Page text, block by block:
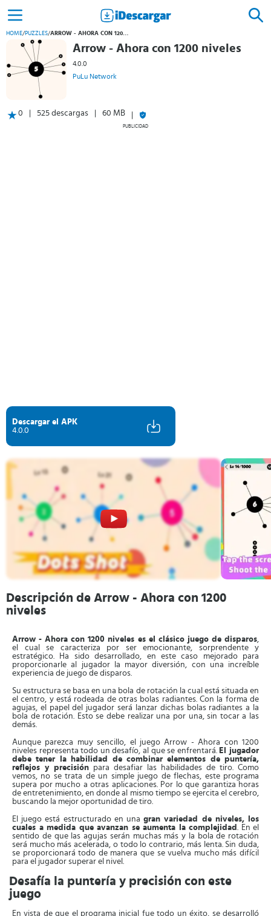
HOME/PUZZLES/ ARROW - AHORA CON 1200 NIVELES
Arrow - Ahora con 1200 niveles
4.0.0
PuLu Network
0 525 descargas 60 MB
PUBLICIDAD
Descargar el APK
4.0.0
Descripción de Arrow - Ahora con 1200
niveles
Arrow - Ahora con 1200 niveles es el clásico juego de disparos,
el cual se caracteriza por ser emocionante, sorprendente y
estratégico. Ha sido desarrollado, en este caso mejorado para
proporcionarle al jugador la mayor diversión, con una increíble
experiencia de juego de disparos.
Su estructura se basa en una bola de rotación la cual está situada en
el centro, y está rodeada de otras bolas radiantes. Con la forma de
agujas, el papel del jugador será lanzar dichas bolas radiantes a la
bola de rotación. Esto se debe realizar una por una, sin tocar a las
demás.
Aunque parezca muy sencillo, el juego Arrow - Ahora con 1200
niveles representa todo un desafío, al que se enfrentará. El jugador
debe tener la habilidad de combinar elementos de puntería,
reflejos y precisión para desafiar las habilidades de tiro. Como
vemos, no se trata de un simple juego de flechas, este programa
supera por mucho a otras aplicaciones. Por lo que garantiza horas
de entretenimiento, en donde al mismo tiempo se ejercita el cerebro,
buscando la mejor oportunidad de tiro.
El juego está estructurado en unagran variedad de niveles, los
cuales a medida que avanzan se aumenta la complejidad . En el
sentido de que las agujas serán muchas más y la bola de rotación
será mucho más acelerada, o todo lo contrario, más lenta. Sin duda,
se proporcionará todo de manera que se vuelva mucho más difícil
para el jugador superar el nivel.
Desafía la puntería y precisión con este
juego
En vista de que el programa inicial fue todo un éxito, se desarrolló